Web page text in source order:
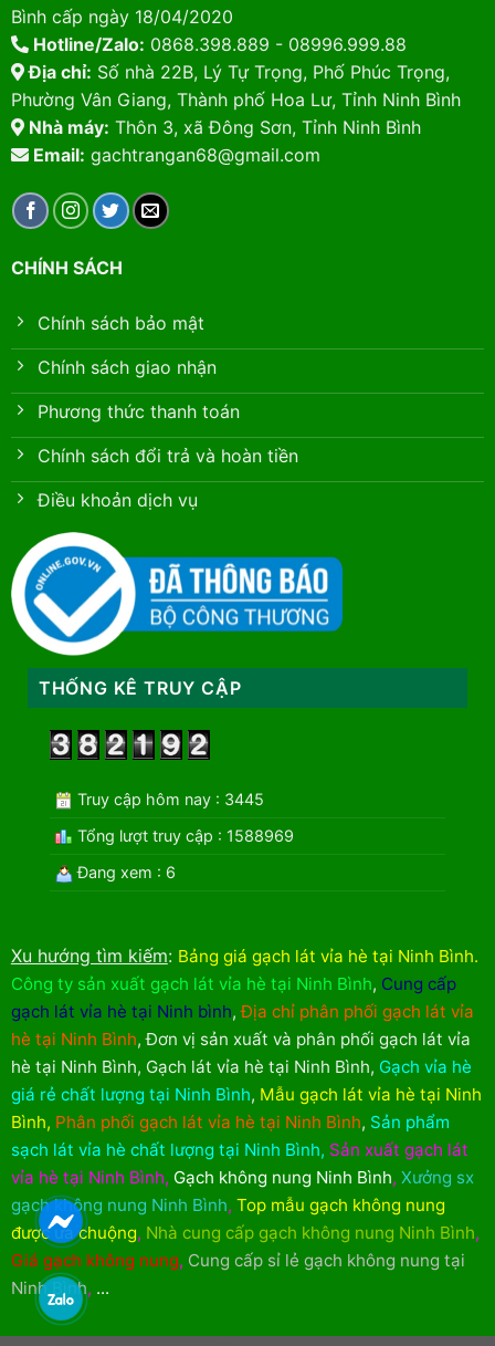
Bình cấp ngày 18/04/2020
Hotline/Zalo: 0868.398.889 - 08996.999.88
Địa chỉ: Số nhà 22B, Lý Tự Trọng, Phố Phúc Trọng,
Phường Vân Giang, Thành phố Hoa Lư, Tỉnh Ninh Bình
Nhà máy: Thôn 3, xã Đông Sơn, Tỉnh Ninh Bình
Email: gachtrangan68@gmail.com
CHÍNH SÁCH
Chính sách bảo mật
Chính sách giao nhận
Phương thức thanh toán
Chính sách đổi trả và hoàn tiền
Điều khoản dịch vụ
THỐNG KÊ TRUY CẬP
Truy cập hôm nay : 3445
Tổng lượt truy cập : 1588969
Đang xem : 6
Xu hướng tìm kiếm: Bảng giá gạch lát vỉa hè tại Ninh Bình.
Công ty sản xuất gạch lát vỉa hè tại Ninh Bình, Cung cấp
gạch lát vỉa hè tại Ninh bình,Địa chỉ phân phối gạch lát vỉa
hè tại Ninh Bình,Đơn vị sản xuất và phân phối gạch lát vỉa
hè tại Ninh Bình, Gạch lát vỉa hè tại Ninh Bình, Gạch vỉa hè
giá rẻ chất lượng tại Ninh Bình, Mẫu gạch lát vỉa hè tại Ninh
Bình, Phân phối gạch lát vỉa hè tại Ninh Bình, Sản phẩm
sạch lát vỉa hè chất lượng tại Ninh Bình, Sản xuất gạch lát
vỉa hè tại Ninh Bình, Gạch không nung Ninh Bình, Xưởng sx
gạch không nung Ninh Bình, Top mẫu gạch không nung
được ưa chuộng, Nhà cung cấp gạch không nung Ninh Bình,
Giá gạch không nung, Cung cấp sỉ lẻ gạch không nung tại
Ninh Bình, ...